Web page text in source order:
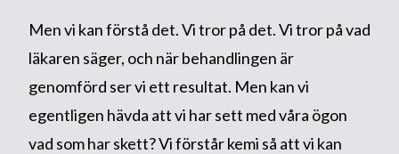
Men vi kan förstå det. Vi tror på det. Vi tror på vad
läkaren säger, och när behandlingen är
genomförd ser vi ett resultat. Men kan vi
egentligen hävda att vi har sett med våra ögon
vad som har skett? Vi förstår kemi så att vi kan